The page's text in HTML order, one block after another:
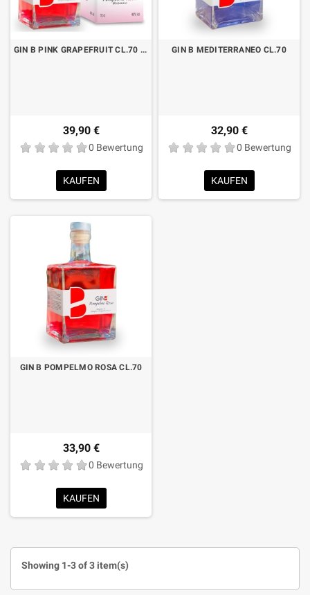
GIN B PINK GRAPEFRUIT CL.70 LIMITED EDITION KOFFER MIT JIGGER
39,90 €
0 Bewertung
KAUFEN
GIN B MEDITERRANEO CL.70
32,90 €
0 Bewertung
KAUFEN
GIN B POMPELMO ROSA CL.70
33,90 €
0 Bewertung
KAUFEN
Showing 1-3 of 3 item(s)